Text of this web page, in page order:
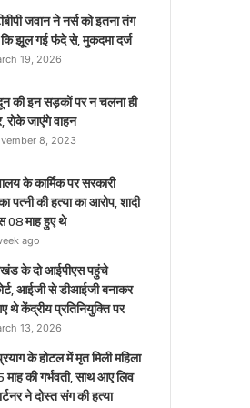
जवान ने नर्स को इतना तंग
झूल गई फंदे से, मुकदमा दर्ज
19, 2026
की इन सड़कों पर न चलना ही
रोके जाएंगे वाहन
8, 2023
के कार्मिक पर सरकारी
पत्नी की हत्या का आरोप, शादी
08 माह हुए थे
ago
के दो आईपीएस पहुंचे
आईजी से डीआईजी बनाकर
थे केंद्रीय प्रतिनियुक्ति पर
13, 2026
के होटल में मृत मिली महिला
माह की गर्भवती, साथ आए लिव
ने दोस्त संग की हत्या